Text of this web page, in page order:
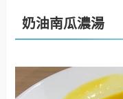
奶油南瓜濃湯